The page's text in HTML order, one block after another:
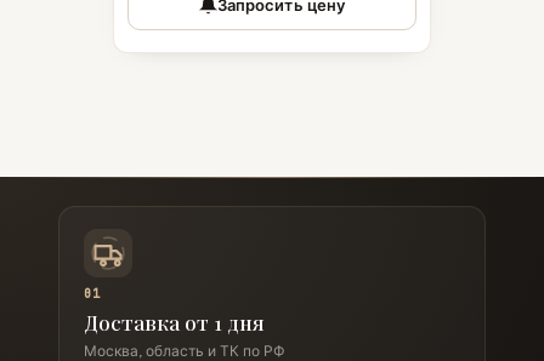
Запросить цену
01
Доставка от 1 дня
Москва, область и ТК по РФ